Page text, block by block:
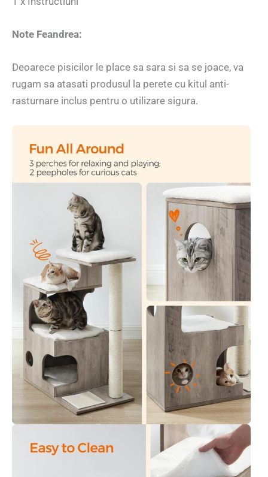
Note Feandrea:
Deoarece pisicilor le place sa sara si sa se joace, va
rugam sa atasati produsul la perete cu kitul anti-
rasturnare inclus pentru o utilizare sigura.